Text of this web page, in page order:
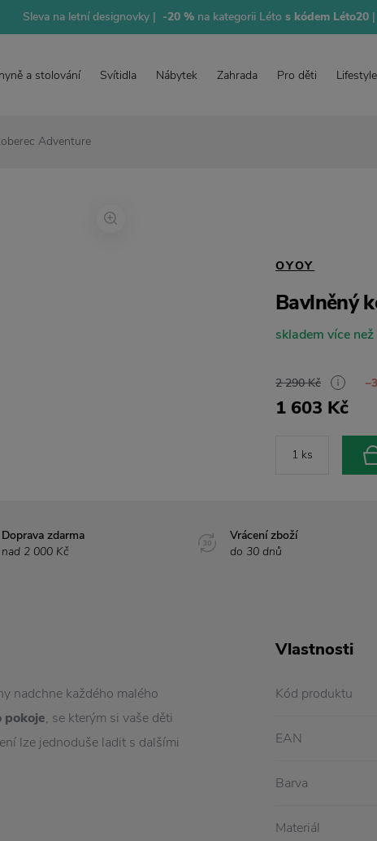
Sleva na letní designovky | -20 %na kategorii Létos kódem Léto20
a stolování Svítidla Nábytek Zahrada Pro děti Lifestyle
Adventure
OYOY
Bavlněný
skladem více
2 290 Kč
1 603 Kč
Doprava zdarma
nad 2 000 Kč
Vrácení zboží
do 30 dnů
nadchne každého malého
pokoje, se kterým si vaše děti
lze jednoduše ladit s dalšími
Vlastnosti
Kód produktu
EAN
Barva
Materiál